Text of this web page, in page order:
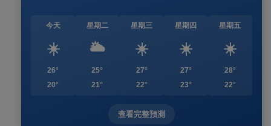
今天
☀️
26°
20°
星期二
🌥️
25°
21°
星期三
☀️
27°
22°
星期四
☀️
27°
23°
星期五
☀️
28°
22°
查看完整預測